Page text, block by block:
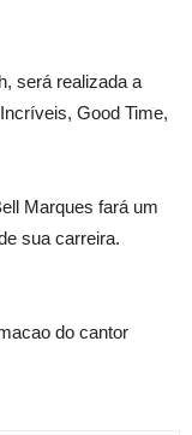
será realizada a
Good Time,
Marques fará um
sua carreira.
do cantor